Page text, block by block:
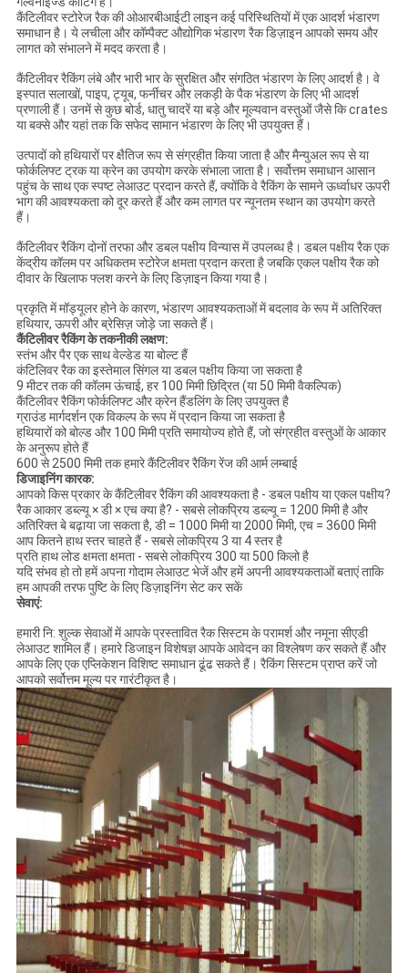
कैंटिलीवर स्टोरेज रैक की ओआरबीआईटी लाइन कई परिस्थितियों में एक आदर्श भंडारण
समाधान है। ये लचीला और कॉम्पैक्ट औद्योगिक भंडारण रैक डिज़ाइन आपको समय और
लागत को संभालने में मदद करता है।
कैंटिलीवर रैकिंग लंबे और भारी भार के सुरक्षित और संगठित भंडारण के लिए आदर्श है। वे
इस्पात सलाखों, पाइप, ट्यूब, फर्नीचर और लकड़ी के पैक भंडारण के लिए भी आदर्श
प्रणाली हैं। उनमें से कुछ बोर्ड, धातु चादरें या बड़े और मूल्यवान वस्तुओं जैसे कि crates
या बक्से और यहां तक ​​कि सफेद सामान भंडारण के लिए भी उपयुक्त हैं।
उत्पादों को हथियारों पर क्षैतिज रूप से संग्रहीत किया जाता है और मैन्युअल रूप से या
फोर्कलिफ्ट ट्रक या क्रेन का उपयोग करके संभाला जाता है। सर्वोत्तम समाधान आसान
पहुंच के साथ एक स्पष्ट लेआउट प्रदान करते हैं, क्योंकि वे रैकिंग के सामने ऊर्ध्वाधर ऊपरी
भाग की आवश्यकता को दूर करते हैं और कम लागत पर न्यूनतम स्थान का उपयोग करते
हैं।
कैंटिलीवर रैकिंग दोनों तरफा और डबल पक्षीय विन्यास में उपलब्ध है। डबल पक्षीय रैक एक
केंद्रीय कॉलम पर अधिकतम स्टोरेज क्षमता प्रदान करता है जबकि एकल पक्षीय रैक को
दीवार के खिलाफ फ्लश करने के लिए डिज़ाइन किया गया है।
प्रकृति में मॉड्यूलर होने के कारण, भंडारण आवश्यकताओं में बदलाव के रूप में अतिरिक्त
हथियार, ऊपरी और ब्रेसिज़ जोड़े जा सकते हैं।
कैंटिलीवर रैकिंग के तकनीकी लक्षण:
स्तंभ और पैर एक साथ वेल्डेड या बोल्ट हैं
कंटिलिवर रैक का इस्तेमाल सिंगल या डबल पक्षीय किया जा सकता है
9 मीटर तक की कॉलम ऊंचाई, हर 100 मिमी छिद्रित (या 50 मिमी वैकल्पिक)
कैंटिलीवर रैकिंग फोर्कलिफ्ट और क्रेन हैंडलिंग के लिए उपयुक्त है
ग्राउंड मार्गदर्शन एक विकल्प के रूप में प्रदान किया जा सकता है
हथियारों को बोल्ड और 100 मिमी प्रति समायोज्य होते हैं, जो संग्रहीत वस्तुओं के आकार
के अनुरूप होते हैं
600 से 2500 मिमी तक हमारे कैंटिलीवर रैकिंग रेंज की आर्म लम्बाई
डिजाइनिंग कारक:
आपको किस प्रकार के कैंटिलीवर रैकिंग की आवश्यकता है - डबल पक्षीय या एकल पक्षीय?
रैक आकार डब्ल्यू × डी × एच क्या है? - सबसे लोकप्रिय डब्ल्यू = 1200 मिमी है और
अतिरिक्त बे बढ़ाया जा सकता है, डी = 1000 मिमी या 2000 मिमी, एच = 3600 मिमी
आप कितने हाथ स्तर चाहते हैं - सबसे लोकप्रिय 3 या 4 स्तर है
प्रति हाथ लोड क्षमता क्षमता - सबसे लोकप्रिय 300 या 500 किलो है
यदि संभव हो तो हमें अपना गोदाम लेआउट भेजें और हमें अपनी आवश्यकताओं बताएं ताकि
हम आपकी तरफ पुष्टि के लिए डिज़ाइनिंग सेट कर सकें
सेवाएं:
हमारी नि: शुल्क सेवाओं में आपके प्रस्तावित रैक सिस्टम के परामर्श और नमूना सीएडी
लेआउट शामिल हैं। हमारे डिजाइन विशेषज्ञ आपके आवेदन का विश्लेषण कर सकते हैं और
आपके लिए एक एप्लिकेशन विशिष्ट समाधान ढूंढ सकते हैं। रैकिंग सिस्टम प्राप्त करें जो
आपको सर्वोत्तम मूल्य पर गारंटीकृत है।